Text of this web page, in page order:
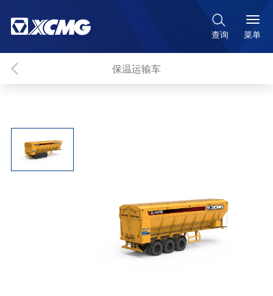

查询 菜单
保温运输车